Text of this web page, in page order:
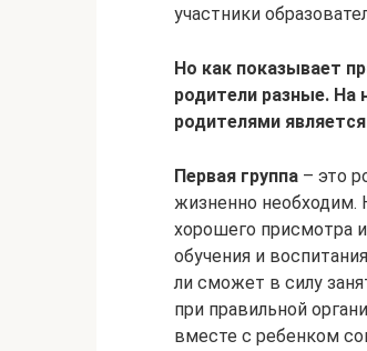
участники
Но как показывает
родители разные.
родителями
Первая группа – это
жизненно необходим.
хорошего присмотра
обучения и
ли сможет в силу
при правильной
вместе с ребенком